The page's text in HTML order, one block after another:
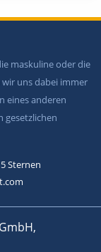
maskuline oder die
uns dabei immer
eines anderen
gesetzlichen
5Sternen